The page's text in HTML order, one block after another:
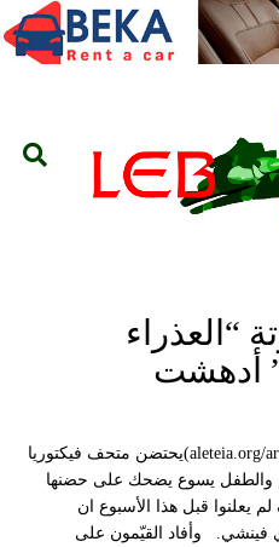
“العذراء
أدهشت
إضغط هنا لبدء العرض أمريكا/أليتيا(aleteia.org/ar)يحتضن متحف فيكتوريا
والطفل يسوع يضحك على حضنها
المتحف لم يعلنوا قبل هذا الأسبوع ان
فينشي. وأفاد القيّمون على